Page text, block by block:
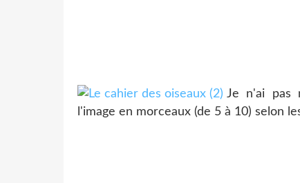
Je n'ai pas
l'image en morceaux (de 5 à 10) selon